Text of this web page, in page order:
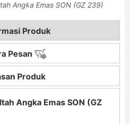
Angka Emas SON (GZ 239)
Produk
Angka Emas SON (GZ
Pesan
Produk